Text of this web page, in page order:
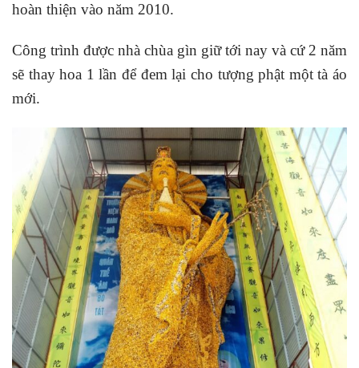
hoàn thiện vào năm 2010.
Công trình được nhà chùa gìn giữ tới nay và cứ 2 năm
sẽ thay hoa 1 lần để đem lại cho tượng phật một tà áo
mới.